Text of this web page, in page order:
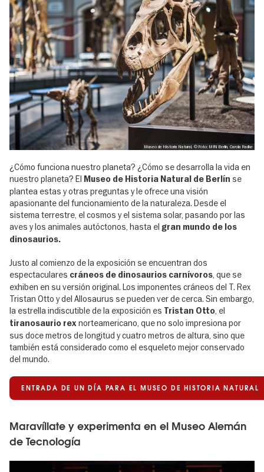
Museo de Historia Natural, © Foto: MfN Berlin, Carola Radke
¿Cómo funciona nuestro planeta? ¿Cómo se desarrolla la vida en
nuestro planeta? El Museo de Historia Natural de Berlín se
plantea estas y otras preguntas y le ofrece una visión
apasionante del funcionamiento de la naturaleza. Desde el
sistema terrestre, el cosmos y el sistema solar, pasando por las
aves y los animales autóctonos, hasta el gran mundo de los
dinosaurios.
Justo al comienzo de la exposición se encuentran dos
espectaculares cráneos de dinosaurios carnívoros, que se
exhiben en su versión original. Los imponentes cráneos del T. Rex
Tristan Otto y del Allosaurus se pueden ver de cerca. Sin embargo,
la estrella indiscutible de la exposición es Tristan Otto, el
tiranosaurio rexnorteamericano, que no solo impresiona por
sus doce metros de longitud y cuatro metros de altura, sino que
también está considerado como el esqueleto mejor conservado
del mundo.
ENTRADA DE UN DÍA PARA EL MUSEO DE HISTORIA NATURAL
Maravíllate y experimenta en el Museo Alemán
de Tecnología